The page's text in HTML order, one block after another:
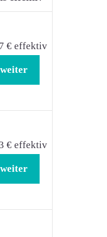
€ effektiv
weiter
€ effektiv
weiter